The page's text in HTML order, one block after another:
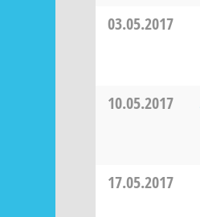
03.05.2017
10.05.2017
17.05.2017